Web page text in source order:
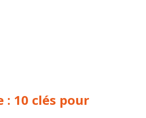
10 clés pour